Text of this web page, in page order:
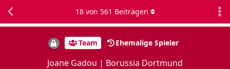
Team Ehemalige Spieler
Joane Gadou | Borussia Dortmund
18von 561 Beiträgen